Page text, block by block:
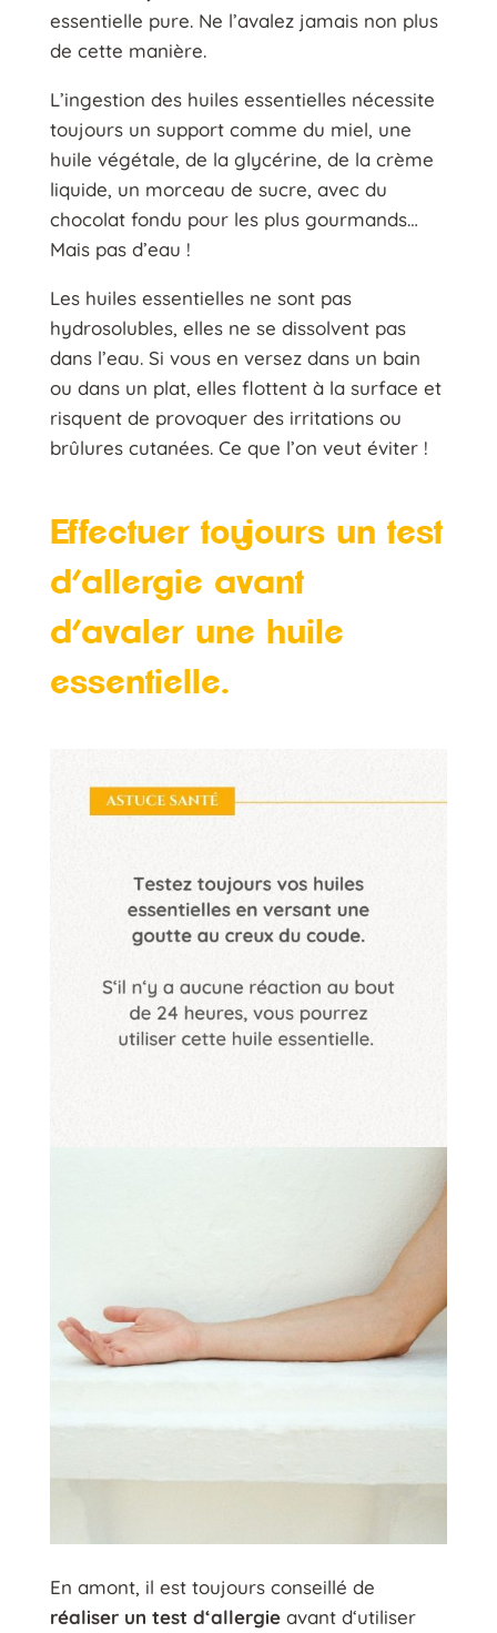
essentielle pure. Ne l’avalez jamais non plus
de cette manière.
L’ingestion des huiles essentielles nécessite
toujours un support comme du miel, une
huile végétale, de la glycérine, de la crème
liquide, un morceau de sucre, avec du
chocolat fondu pour les plus gourmands…
Mais pas d’eau !
Les huiles essentielles ne sont pas
hydrosolubles, elles ne se dissolvent pas
dans l’eau. Si vous en versez dans un bain
ou dans un plat, elles flottent à la surface et
risquent de provoquer des irritations ou
brûlures cutanées. Ce que l’on veut éviter !
Effectuer toujours un test
d’allergie avant
d’avaler une huile
essentielle.
En amont, il est toujours conseillé de
réaliser un test d‘allergieavant d‘utiliser